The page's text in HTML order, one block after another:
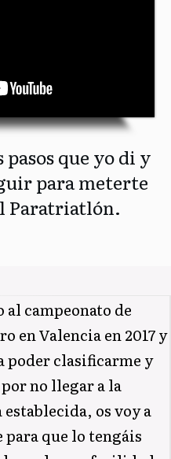
que yo di y
para meterte
Paratriatlón.
al campeonato de
en Valencia en 2017 y
poder clasificarme y
no llegar a la
os voy a
para que lo tengáis